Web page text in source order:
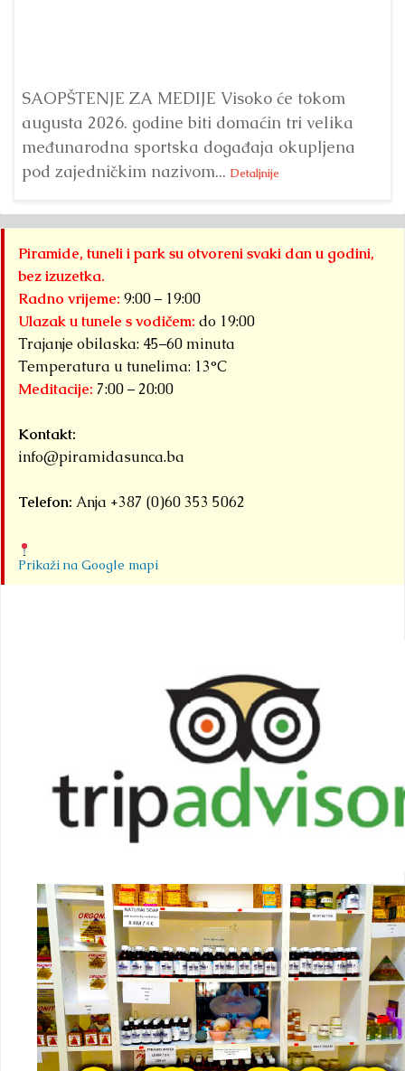
SAOPŠTENJE ZA MEDIJE Visoko će tokom
augusta 2026. godine biti domaćin tri velika
međunarodna sportska događaja okupljena
pod zajedničkim nazivom... Detaljnije
Piramide, tuneli i park su otvoreni svaki dan u godini,
bez izuzetka.
Radno vrijeme: 9:00 – 19:00
Ulazak u tunele s vodičem: do 19:00
Trajanje obilaska: 45–60 minuta
Temperatura u tunelima: 13°C
Meditacije: 7:00 – 20:00
Kontakt:
info@piramidasunca.ba
Telefon: Anja +387 (0)60 353 5062
Prikaži na Google mapi